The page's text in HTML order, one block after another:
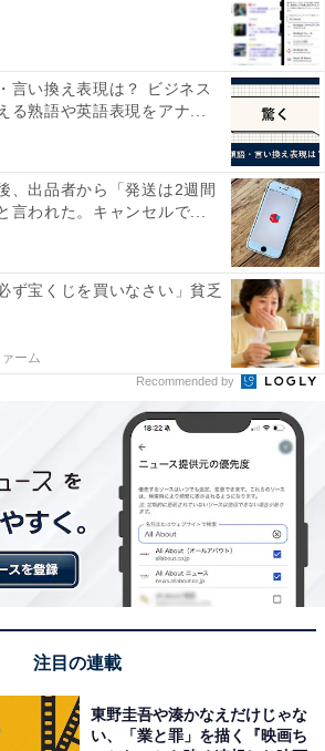
社（出典：マイボイスコム）
ながりやすいと思う携帯電話会社
（64.2％）、2位au（14.5％）、3位
主利用携帯電話会社が最もつながり
は、NTTドコモ主利用者で9割弱。
主利用者では、自分が利用している
を選ぶ人の方が多い結果でした。
いと思う携帯電話会社
言い換え表現は？ ビジネス
る熟語や英語表現をアナ...
、出品者から「発送は2週間
言われた。キャンセルで...
ず宝くじを買いなさい」貧乏
ーム
Recommended by
注目の連載
東野圭吾や湊かなえだけじゃな
い、「業と罪」を描く『映画ち